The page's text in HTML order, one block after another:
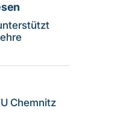
Chemnitz